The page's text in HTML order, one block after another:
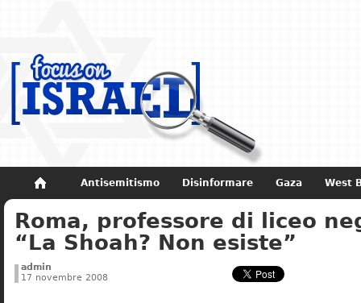
Antisemitismo Disinformare Gaza West
Non dimenticare Storia di Israele
Roma, professore di liceo
“La Shoah? Non esiste”
admin
17 novembre 2008